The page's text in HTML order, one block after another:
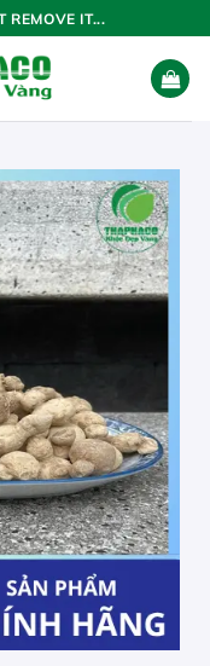
REMOVE IT...